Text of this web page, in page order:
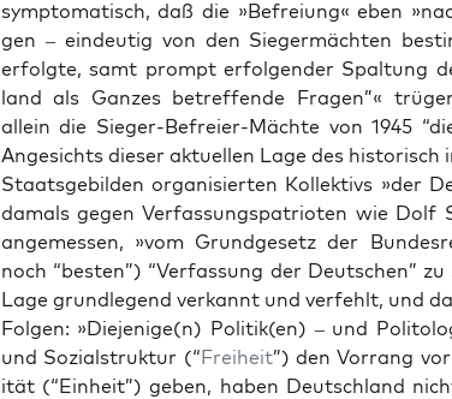
symp­to­ma­tisch, daß die »Befreiung« eben
gen – ein­deutig von den Siegermächt­en
erfol­gte, samt prompt erfol­gen­der Spal­tung
land als Ganzes betr­e­f­fende Fra­gen”«
allein die Sieger-Befreier-Mächte von 1945
Angesichts dieser aktuellen Lage des his­torisch
Staats­ge­bilden organ­isierten Kollek­tivs »der
damals gegen Ver­fas­sungspa­tri­oten wie Dolf
angemessen, »vom Grundge­setz der
noch “besten”) “Ver­fas­sung der Deutschen”
Lage grundle­gend verkan­nt und ver­fehlt, und
Fol­gen: »Diejenige(n) Politik(en) – und
und Sozial­struk­tur (“Frei­heit”) den Vor­rang vor
ität (“Ein­heit”) geben, haben Deutsch­land